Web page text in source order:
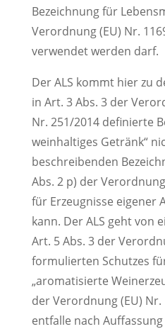
Bezeichnung für
Verordnung (EU) Nr.
verwendet werden darf.
Der ALS kommt hier zu
in Art. 3 Abs. 3 der
Nr. 251/2014 definierte
weinhaltiges Getränk“
beschreibenden
Abs. 2 p) der
für Erzeugnisse eigener
kann. Der ALS geht von
Art. 5 Abs. 3 der
formulierten Schutzes
„aromatisierte
der Verordnung (EU)
entfalle nach Auffassung